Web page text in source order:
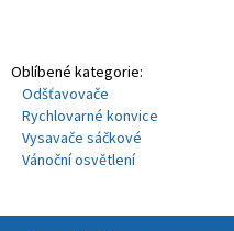
Oblíbené kategorie:
Odšťavovače
Rychlovarné konvice
Vysavače sáčkové
Vánoční osvětlení